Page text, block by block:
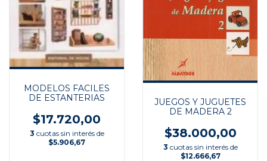
MODELOS FACILES
DE ESTANTERIAS
$17.720,00
3 cuotas sin interés de
$5.906,67
JUEGOS Y JUGUETES
DE MADERA 2
$38.000,00
3 cuotas sin interés de
$12.666,67